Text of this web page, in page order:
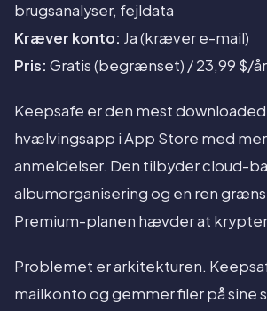
brugsanalyser, fejldata
Kræver konto: Ja (kræver e-mail)
Pris: Gratis (begrænset) / 23,99 $/år
Keepsafe er den mest
hvælvingsapp i App Store med
anmeldelser. Den tilbyder cloud-
albumorganisering og en ren
Premium-planen hævder at
Problemet er arkitekturen.
mailkonto og gemmer filer på sine